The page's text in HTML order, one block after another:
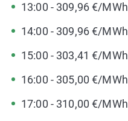
13:00 - 309,96 €/MWh
14:00 - 309,96 €/MWh
15:00 - 303,41 €/MWh
16:00 - 305,00 €/MWh
17:00 - 310,00 €/MWh